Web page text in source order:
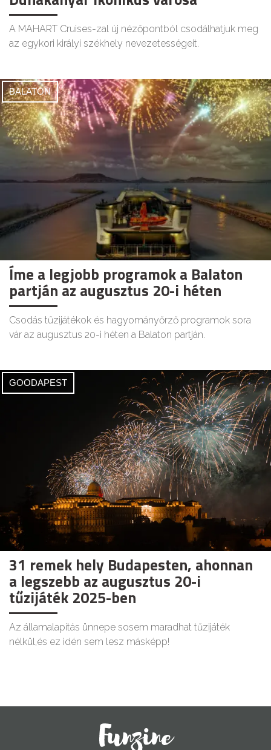
A MAHART Cruises-zal új nézőpontból csodálhatjuk meg
az egykori királyi székhely nevezetességeit.
BALATON
Íme a legjobb programok a Balaton
partján az augusztus 20-i héten
Csodás tűzijátékok és hagyományőrző programok sora
vár az augusztus 20-i héten a Balaton partján.
GOODAPEST
31 remek hely Budapesten, ahonnan
a legszebb az augusztus 20-i
tűzijáték 2025-ben
Az államalapítás ünnepe sosem maradhat tűzijáték
nélkül,és ez idén sem lesz másképp!